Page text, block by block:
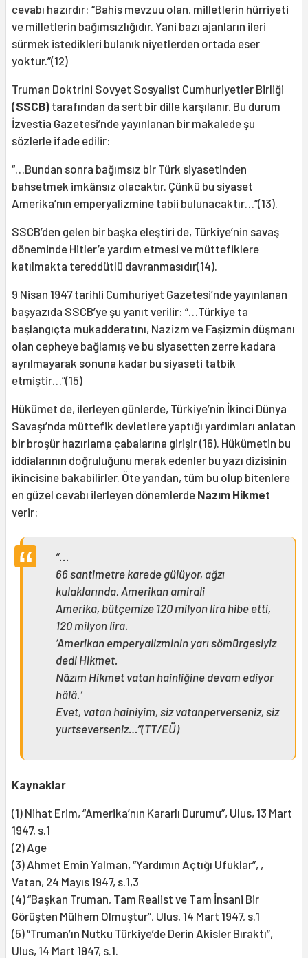
cevabı hazırdır: “Bahis mevzuu olan, milletlerin hürriyeti
ve milletlerin bağımsızlığıdır. Yani bazı ajanların ileri
sürmek istedikleri bulanık niyetlerden ortada eser
yoktur.”(12)
Truman Doktrini Sovyet Sosyalist Cumhuriyetler Birliği
(SSCB) tarafından da sert bir dille karşılanır. Bu durum
İzvestia Gazetesi’nde yayınlanan bir makalede şu
sözlerle ifade edilir:
“…Bundan sonra bağımsız bir Türk siyasetinden
bahsetmek imkânsız olacaktır. Çünkü bu siyaset
Amerika’nın emperyalizmine tabii bulunacaktır…”(13).
SSCB’den gelen bir başka eleştiri de, Türkiye’nin savaş
döneminde Hitler’e yardım etmesi ve müttefiklere
katılmakta tereddütlü davranmasıdır(14).
9 Nisan 1947 tarihli Cumhuriyet Gazetesi’nde yayınlanan
başyazıda SSCB’ye şu yanıt verilir: “…Türkiye ta
başlangıçta mukadderatını, Nazizm ve Faşizmin düşmanı
olan cepheye bağlamış ve bu siyasetten zerre kadara
ayrılmayarak sonuna kadar bu siyaseti tatbik
etmiştir…”(15)
Hükümet de, ilerleyen günlerde, Türkiye’nin İkinci Dünya
Savaşı’nda müttefik devletlere yaptığı yardımları anlatan
bir broşür hazırlama çabalarına girişir (16). Hükümetin bu
iddialarının doğruluğunu merak edenler bu yazı dizisinin
ikincisine bakabilirler. Öte yandan, tüm bu olup bitenlere
en güzel cevabı ilerleyen dönemlerde Nazım Hikmet
verir:
“...
66 santimetre karede gülüyor, ağzı
kulaklarında, Amerikan amirali
Amerika, bütçemize 120 milyon lira hibe etti,
120 milyon lira.
‘Amerikan emperyalizminin yarı sömürgesiyiz
dedi Hikmet.
Nâzım Hikmet vatan hainliğine devam ediyor
hâlâ.’
Evet, vatan hainiyim, siz vatanperverseniz, siz
yurtseverseniz…”(TT/EÜ)
Kaynaklar
(1) Nihat Erim, “Amerika’nın Kararlı Durumu”, Ulus, 13 Mart
1947, s.1
(2) Age
(3) Ahmet Emin Yalman, “Yardımın Açtığı Ufuklar”, ,
Vatan, 24 Mayıs 1947, s.1,3
(4) “Başkan Truman, Tam Realist ve Tam İnsani Bir
Görüşten Mülhem Olmuştur”, Ulus, 14 Mart 1947, s.1
(5) “Truman’ın Nutku Türkiye’de Derin Akisler Bıraktı”,
Ulus, 14 Mart 1947, s.1.